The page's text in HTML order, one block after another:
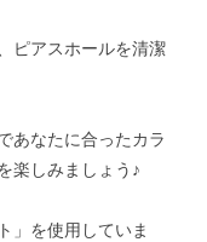
ピアスホールを清潔
あなたに合ったカラ
楽しみましょう♪
」を使用していま